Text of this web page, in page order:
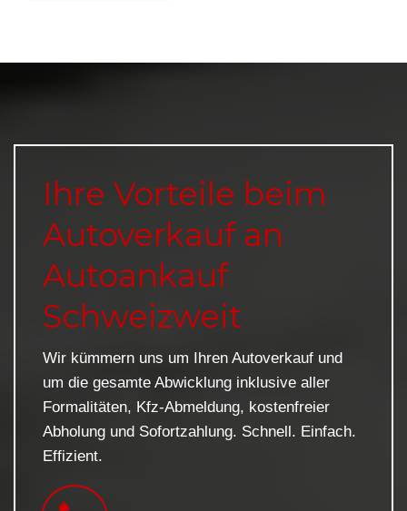
Ihre Vorteile beim
Autoverkauf an
Autoankauf
Schweizweit
Wir kümmern uns um Ihren Autoverkauf und
um die gesamte Abwicklung inklusive aller
Formalitäten, Kfz-Abmeldung, kostenfreier
Abholung und Sofortzahlung. Schnell. Einfach.
Effizient.